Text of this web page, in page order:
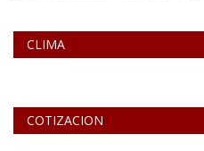
CLIMA
COTIZACION